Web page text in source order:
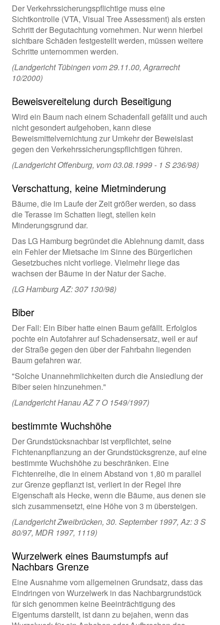
Der Verkehrssicherungspflichtige muss eine
Sichtkontrolle (VTA, Visual Tree Assessment) als ersten
Schritt der Begutachtung vornehmen. Nur wenn hierbei
sichtbare Schäden festgestellt werden, müssen weitere
Schritte unternommen werden.
(Landgericht Tübingen vom 29.11.00, Agrarrecht
10/2000)
Beweisvereitelung durch Beseitigung
Wird ein Baum nach einem Schadenfall gefällt und auch
nicht gesondert aufgehoben, kann diese
Beweismittelvernichtung zur Umkehr der Beweislast
gegen den Verkehrssicherungspflichtigen führen.
(Landgericht Offenburg, vom 03.08.1999 - 1 S 236/98)
Verschattung, keine Mietminderung
Bäume, die im Laufe der Zeit größer werden, so dass
die Terasse im Schatten liegt, stellen kein
Minderungsgrund dar.
Das LG Hamburg begründet die Ablehnung damit, dass
ein Fehler der Mietsache im Sinne des Bürgerlichen
Gesetzbuches nicht vorliege. Vielmehr liege das
wachsen der Bäume in der Natur der Sache.
(LG Hamburg AZ: 307 130/98)
Biber
Der Fall: Ein Biber hatte einen Baum gefällt. Erfolglos
pochte ein Autofahrer auf Schadensersatz, weil er auf
der Straße gegen den über der Fahrbahn liegenden
Baum gefahren war.
"Solche Unannehmlichkeiten durch die Ansiedlung der
Biber seien hinzunehmen."
(Landgericht Hanau AZ 7 O 1549/1997)
bestimmte Wuchshöhe
Der Grundstücksnachbar ist verpflichtet, seine
Fichtenanpflanzung an der Grundstücksgrenze, auf eine
bestimmte Wuchshöhe zu beschränken. Eine
Fichtenreihe, die in einem Abstand von 1,80 m parallel
zur Grenze gepflanzt ist, verliert in der Regel ihre
Eigenschaft als Hecke, wenn die Bäume, aus denen sie
sich zusammensetzt, eine Höhe von 3 m übersteigen.
(Landgericht Zweibrücken, 30. September 1997, Az: 3 S
80/97, MDR 1997, 1119)
Wurzelwerk eines Baumstumpfs auf
Nachbars Grenze
Eine Ausnahme vom allgemeinen Grundsatz, dass das
Eindringen von Wurzelwerk in das Nachbargrundstück
für sich genommen keine Beeinträchtigung des
Eigentums darstellt, ist dann zu bejahen, wenn das